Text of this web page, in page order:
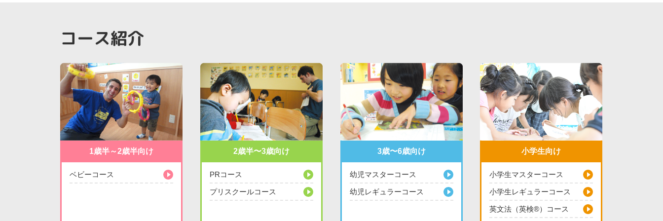
コース紹介
1歳半～2歳半向け
ベビーコース
2歳半〜3歳向け
PRコース
プリスクールコース
3歳〜6歳向け
幼児マスターコース
幼児レギュラーコース
小学生向け
小学生マスターコース
小学生レギュラーコース
英文法（英検®）コース